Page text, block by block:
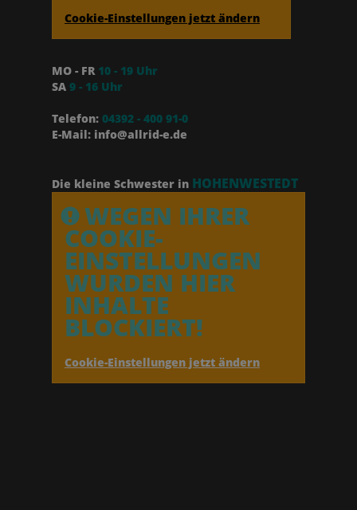
Cookie-Einstellungen jetzt ändern
MO - FR 10 - 19 Uhr
SA 9 - 16 Uhr
Telefon: 04392 - 400 91-0
E-Mail: info@allrid-e.de
Die kleine Schwester in HOHENWESTEDT
WEGEN IHRER
COOKIE-
EINSTELLUNGEN
WURDEN HIER
INHALTE
BLOCKIERT!
Cookie-Einstellungen jetzt ändern